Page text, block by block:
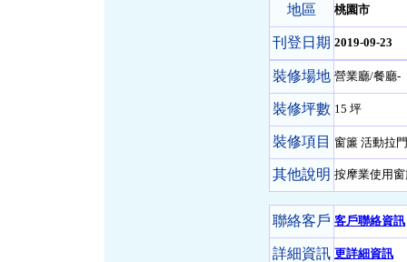
地區 桃園市
刊登日期 2019-09-23
裝修場地 營業廳/餐廳-
裝修坪數 15 坪
裝修項目 窗簾 活動拉
其他說明 按摩業使用
聯絡客戶 客戶聯絡資訊
詳細資訊 更詳細資訊